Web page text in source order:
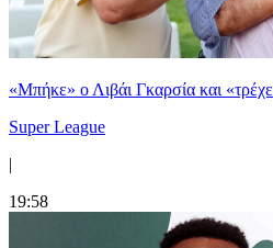
«Μπήκε» ο Λιβάι Γκαρσία και
Super League
|
19:58